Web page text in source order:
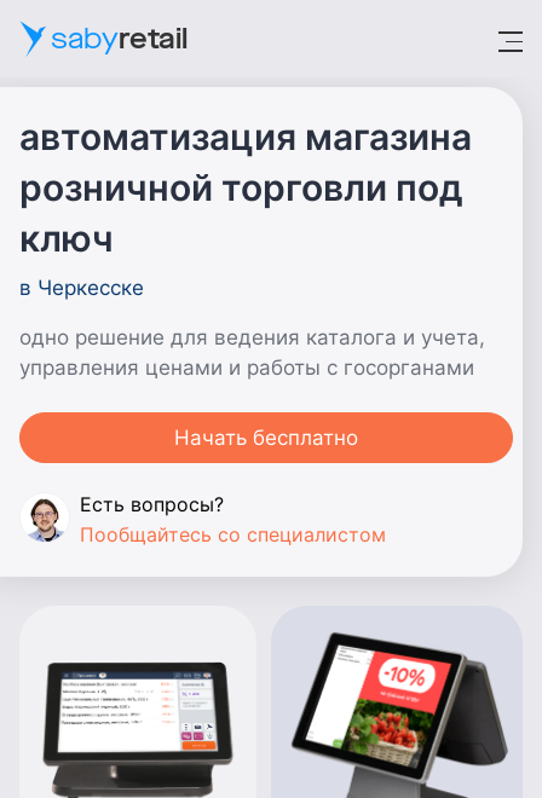
sabyretail
автоматизация магазина
розничной торговли под
ключ
в Черкесске
одно решение для ведения каталога и учета,
управления ценами и работы с госорганами
Начать бесплатно
Есть вопросы?
Пообщайтесь со специалистом